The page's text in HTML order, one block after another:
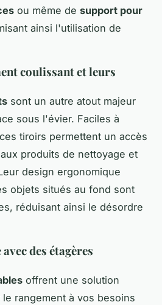
ou même de support pour
ainsi l'utilisation de
coulissant et leurs
sont un autre atout majeur
sous l'évier. Faciles à
tiroirs permettent un accès
produits de nettoyage et
design ergonomique
objets situés au fond sont
réduisant ainsi le désordre
des étagères
offrent une solution
rangement à vos besoins